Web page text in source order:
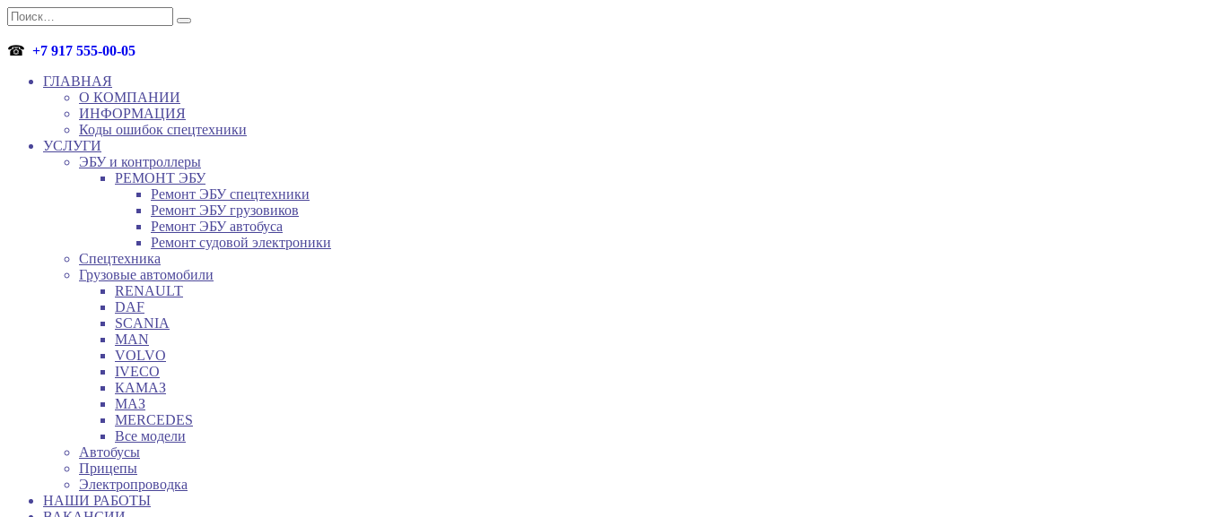
Перейти
к
содержанию
Search
for:
☎ +7 917 555-00-05
ГЛАВНАЯ
О КОМПАНИИ
ИНФОРМАЦИЯ
Коды ошибок спецтехники
УСЛУГИ
ЭБУ и контроллеры
РЕМОНТ ЭБУ
Ремонт ЭБУ спецтехники
Ремонт ЭБУ грузовиков
Ремонт ЭБУ автобуса
Ремонт судовой электроники
Спецтехника
Грузовые автомобили
RENAULT
DAF
SCANIA
MAN
VOLVO
IVECO
КАМАЗ
МАЗ
MERCEDES
Все модели
Автобусы
Прицепы
Электропроводка
НАШИ РАБОТЫ